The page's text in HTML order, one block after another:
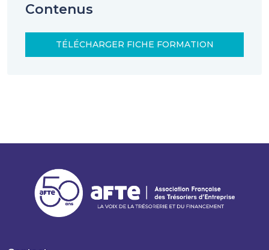
Contenus
TÉLÉCHARGER FICHE FORMATION